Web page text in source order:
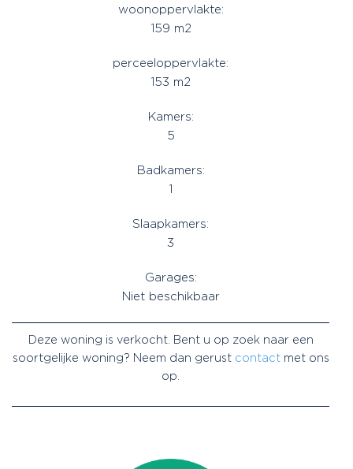
woonoppervlakte:
159 m2
perceeloppervlakte:
153 m2
Kamers:
5
Badkamers:
1
Slaapkamers:
3
Garages:
Niet beschikbaar
Deze woning is verkocht. Bent u op zoek naar een
soortgelijke woning? Neem dan gerust contactmet ons
op.